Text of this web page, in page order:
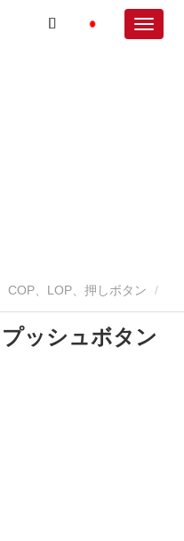
COP、LOP、押しボタン
KONE COP、LOP、プッシ ッシュボタン